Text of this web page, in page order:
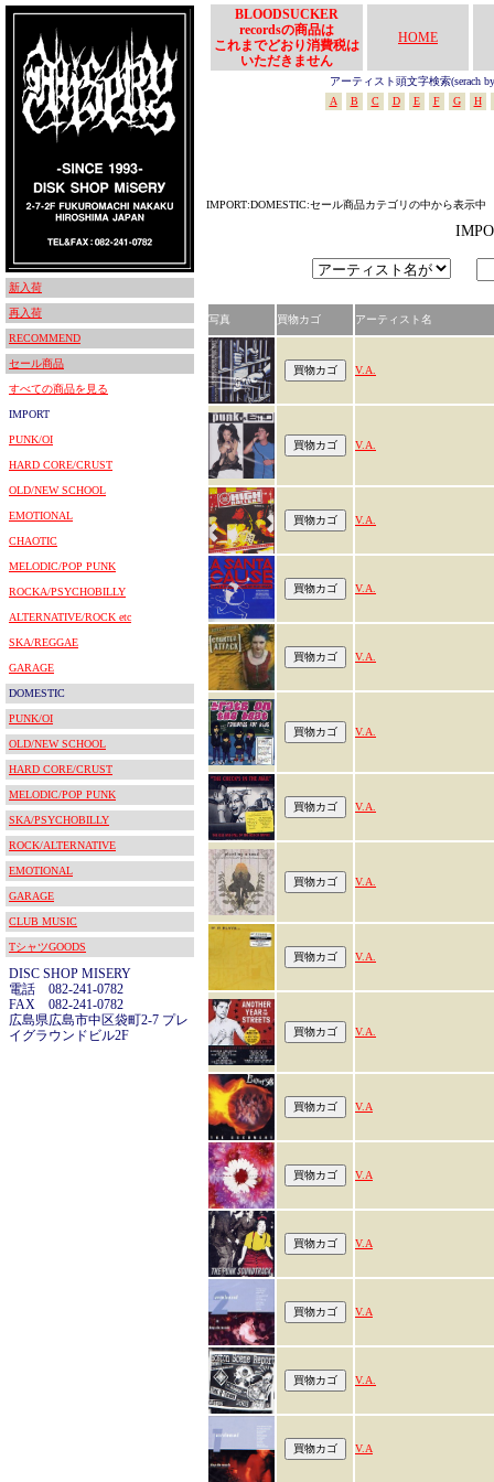
新入荷
再入荷
RECOMMEND
セール商品
すべての商品を見る
IMPORT
PUNK/OI
HARD CORE/CRUST
OLD/NEW SCHOOL
EMOTIONAL
CHAOTIC
MELODIC/POP PUNK
ROCKA/PSYCHOBILLY
ALTERNATIVE/ROCK etc
SKA/REGGAE
GARAGE
DOMESTIC
PUNK/OI
OLD/NEW SCHOOL
HARD CORE/CRUST
MELODIC/POP PUNK
SKA/PSYCHOBILLY
ROCK/ALTERNATIVE
EMOTIONAL
GARAGE
CLUB MUSIC
TシャツGOODS
DISC SHOP MISERY
電話 082-241-0782
FAX 082-241-0782
広島県広島市中区袋町2-7 プレ
イグラウンドビル2F
BLOODSUCKER
recordsの商品は
これまでどおり消費税は
いただきません
HOME
アーティスト頭文字検索(serach
A
B C D E F G H
IMPORT:DOMESTIC:セール商品カテゴリの中から表示中
写真 買物カゴ アーティスト名
V.A.
V.A.
V.A.
V.A.
V.A.
V.A.
V.A.
V.A.
V.A.
V.A.
V.A
V.A
V.A
V.A
V.A.
V.A